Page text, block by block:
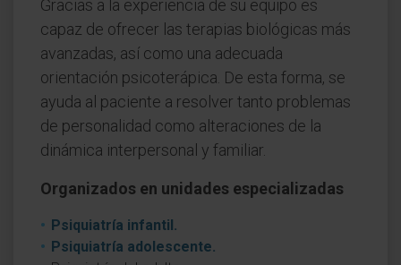
Gracias a la experiencia de su equipo es
capaz de ofrecer las terapias biológicas más
avanzadas, así como una adecuada
orientación psicoterápica. De esta forma, se
ayuda al paciente a resolver tanto problemas
de personalidad como alteraciones de la
dinámica interpersonal y familiar.
Organizados en unidades especializadas
Psiquiatría infantil.
Psiquiatría adolescente.